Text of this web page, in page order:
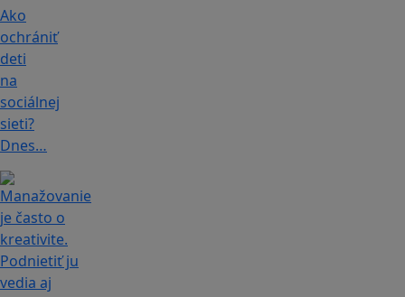
Ako
ochrániť
deti
na
sociálnej
sieti?
Dnes…